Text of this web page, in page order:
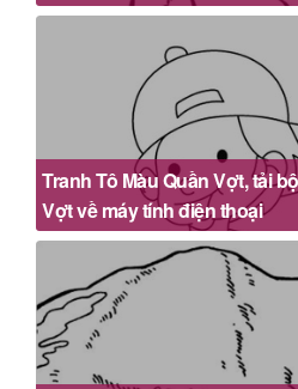
Tranh Tô Màu Quần Vợt, tải
Vợt về máy tính điện thoại